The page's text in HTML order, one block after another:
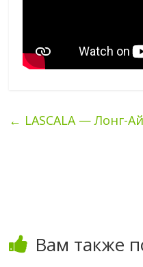
← LASCALA — Лонг-
Вам также